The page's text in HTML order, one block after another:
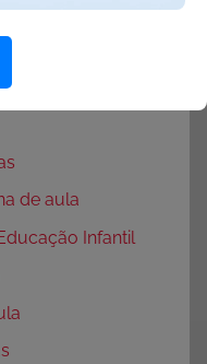
de aula?
aula
de aula
Infantil